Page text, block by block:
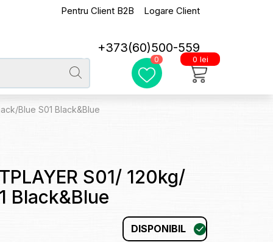
Pentru Client B2B Logare Client
+373(60)500-559
0 0 lei
Blue S01 Black&Blue
S01/ 120kg/
Black&Blue
DISPONIBIL